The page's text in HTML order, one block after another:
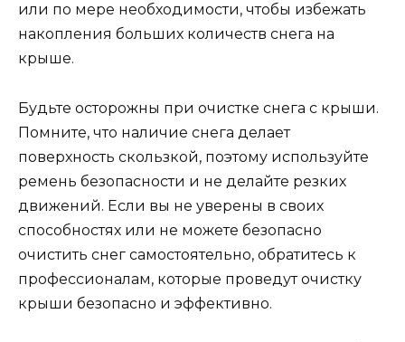
или по мере необходимости, чтобы избежать
накопления больших количеств снега на
крыше.
Будьте осторожны при очистке снега с крыши.
Помните, что наличие снега делает
поверхность скользкой, поэтому используйте
ремень безопасности и не делайте резких
движений. Если вы не уверены в своих
способностях или не можете безопасно
очистить снег самостоятельно, обратитесь к
профессионалам, которые проведут очистку
крыши безопасно и эффективно.